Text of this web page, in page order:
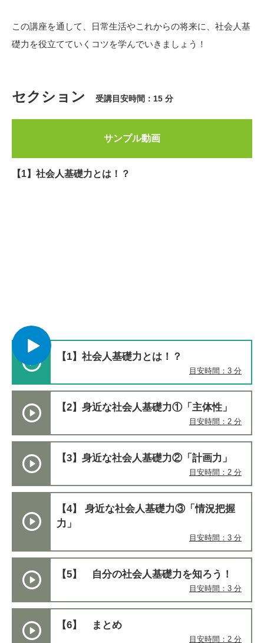
この講座を通して、日常生活やこれからの将来に、社会人基
礎力を役立てていくコツを学んでいきましょう！
セクション 受講目安時間：15 分
【1】社会人基礎力とは！？
目安時間：3 分
【2】身近な社会人基礎力①「主体性」
目安時間：2 分
【3】身近な社会人基礎力②「計画力」
目安時間：2 分
【4】 身近な社会人基礎力③「情況把握
力」
目安時間：3 分
【5】 自分の社会人基礎力を知ろう！
目安時間：3 分
【6】 まとめ
目安時間：2 分
サンプル動画
【1】社会人基礎力とは！？